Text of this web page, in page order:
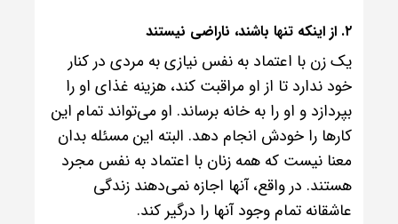
۲. از اینکه تنها باشند، ناراضی نیستند
یک زن با اعتماد به نفس نیازی به مردی در کنار
خود ندارد تا از او مراقبت کند، هزینه غذای او را
بپردازد و او را به خانه برساند. او می‌تواند تمام این
کارها را خودش انجام دهد. البته این مسئله بدان
معنا نیست که همه زنان با اعتماد به نفس مجرد
هستند. در واقع، آنها اجازه نمی‌دهند زندگی
عاشقانه تمام وجود آنها را درگیر کند.